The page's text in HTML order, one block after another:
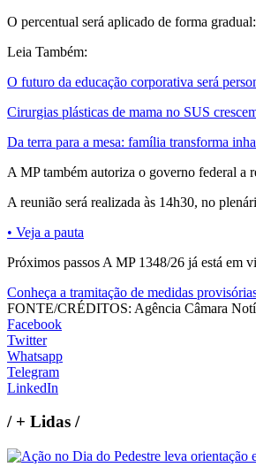
O percentual será aplicado de forma
Leia Também:
O futuro da educação corporativa será
Cirurgias plásticas de mama no SUS
Da terra para a mesa: família transforma
A MP também autoriza o governo federal a
A reunião será realizada às 14h30, no
• Veja a pauta
Próximos passos A MP 1348/26 já está em
Conheça a tramitação de medidas
FONTE/CRÉDITOS: Agência Câmara
Facebook
Twitter
Whatsapp
Telegram
LinkedIn
/+ Lidas /